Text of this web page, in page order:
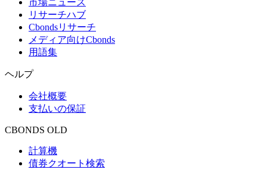
リサーチハブ
Cbondsリサーチ
メディア向けCbonds
用語集
ヘルプ
会社概要
支払いの保証
CBONDS OLD
計算機
債券クオート検索